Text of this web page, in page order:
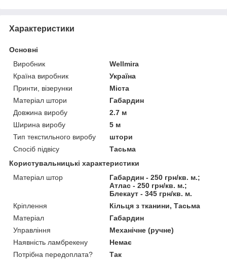
Характеристики
Основні
Виробник
Wellmira
Країна виробник
Україна
Принти, візерунки
Міста
Матеріал штори
Габардин
Довжина виробу
2.7 м
Ширина виробу
5 м
Тип текстильного виробу
штори
Спосіб підвісу
Тасьма
Користувальницькі характеристики
Матеріал штор
Габардин - 250 грн/кв. м.;
Атлас - 250 грн/кв. м.;
Блекаут - 345 грн/кв. м.
Кріплення
Кільця з тканини, Тасьма
Матеріал
Габардин
Управління
Механічне (ручне)
Наявність ламбрекену
Немає
Потрібна передоплата?
Так